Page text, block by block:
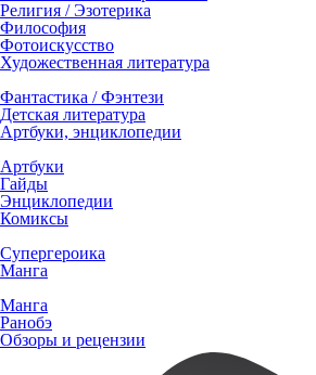
Религия / Эзотерика
Философия
Фотоискусство
Художественная литература
Фантастика / Фэнтези
Детская литература
Артбуки, энциклопедии
Артбуки
Гайды
Энциклопедии
Комиксы
Супергероика
Манга
Манга
Ранобэ
Обзоры и рецензии